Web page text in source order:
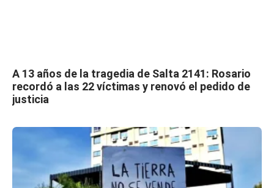
A 13 años de la tragedia de Salta 2141: Rosario
recordó a las 22 víctimas y renovó el pedido de
justicia